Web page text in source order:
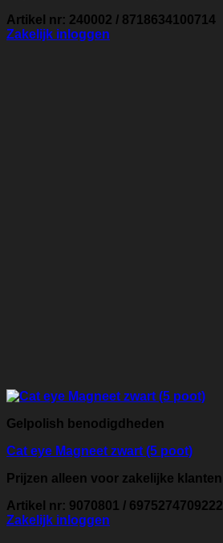
Artikel nr: 240002 / 8718634100714
Zakelijk inloggen
Gelpolish benodigdheden
Cat eye Magneet zwart (5 poot)
Prijzen alleen voor zakelijke klanten
Artikel nr: 9070801 / 6975274709222
Zakelijk inloggen